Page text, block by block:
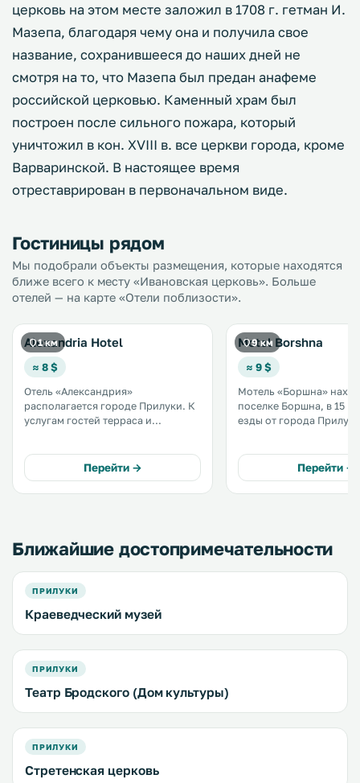
церковь на этом месте заложил в 1708 г. гетман И.
Мазепа, благодаря чему она и получила свое
название, сохранившееся до наших дней не
смотря на то, что Мазепа был предан анафеме
российской церковью. Каменный храм был
построен после сильного пожара, который
уничтожил в кон. XVIII в. все церкви города, кроме
Варваринской. В настоящее время
отреставрирован в первоначальном виде.
Гостиницы рядом
Мы подобрали объекты размещения, которые находятся
ближе всего к месту «Ивановская церковь». Больше
отелей — на карте «Отели поблизости».
1 км
Alexandria Hotel
≈ 8 $
Отель «Александрия»
располагается городе Прилуки. К
услугам гостей терраса и
кондиционер, холодильник и фен.
.
Перейти →
9 км
Motel Borshna
≈ 9 $
Мотель «Боршна»
поселке Боршна, в 15
езды от города Прилуки.
бесплатным WiFi. .
Перейти →
Ближайшие достопримечательности
ПРИЛУКИ
Краеведческий музей
ПРИЛУКИ
Театр Бродского (Дом культуры)
ПРИЛУКИ
Стретенская церковь